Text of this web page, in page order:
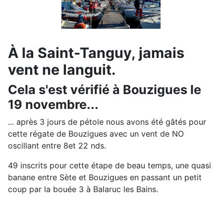
À la Saint-Tanguy, jamais
vent ne languit.
Cela s'est vérifié à Bouzigues le
19 novembre...
... après 3 jours de pétole nous avons été gâtés pour
cette régate de Bouzigues avec un vent de NO
oscillant entre 8et 22 nds.
49 inscrits pour cette étape de beau temps, une quasi
banane entre Sète et Bouzigues en passant un petit
coup par la bouée 3 à Balaruc les Bains.